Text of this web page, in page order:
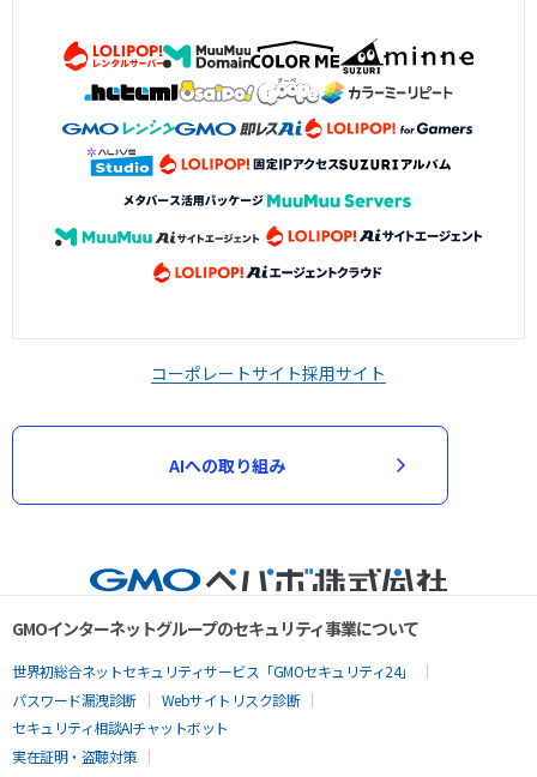
コーポレートサイト採用サイト
AIへの取り組み
GMOインターネットグループのセキュリティ事業について
世界初総合ネットセキュリティサービス「GMOセキュリティ24」
パスワード漏洩診断
Webサイトリスク診断
セキュリティ相談AIチャットボット
実在証明・盗聴対策